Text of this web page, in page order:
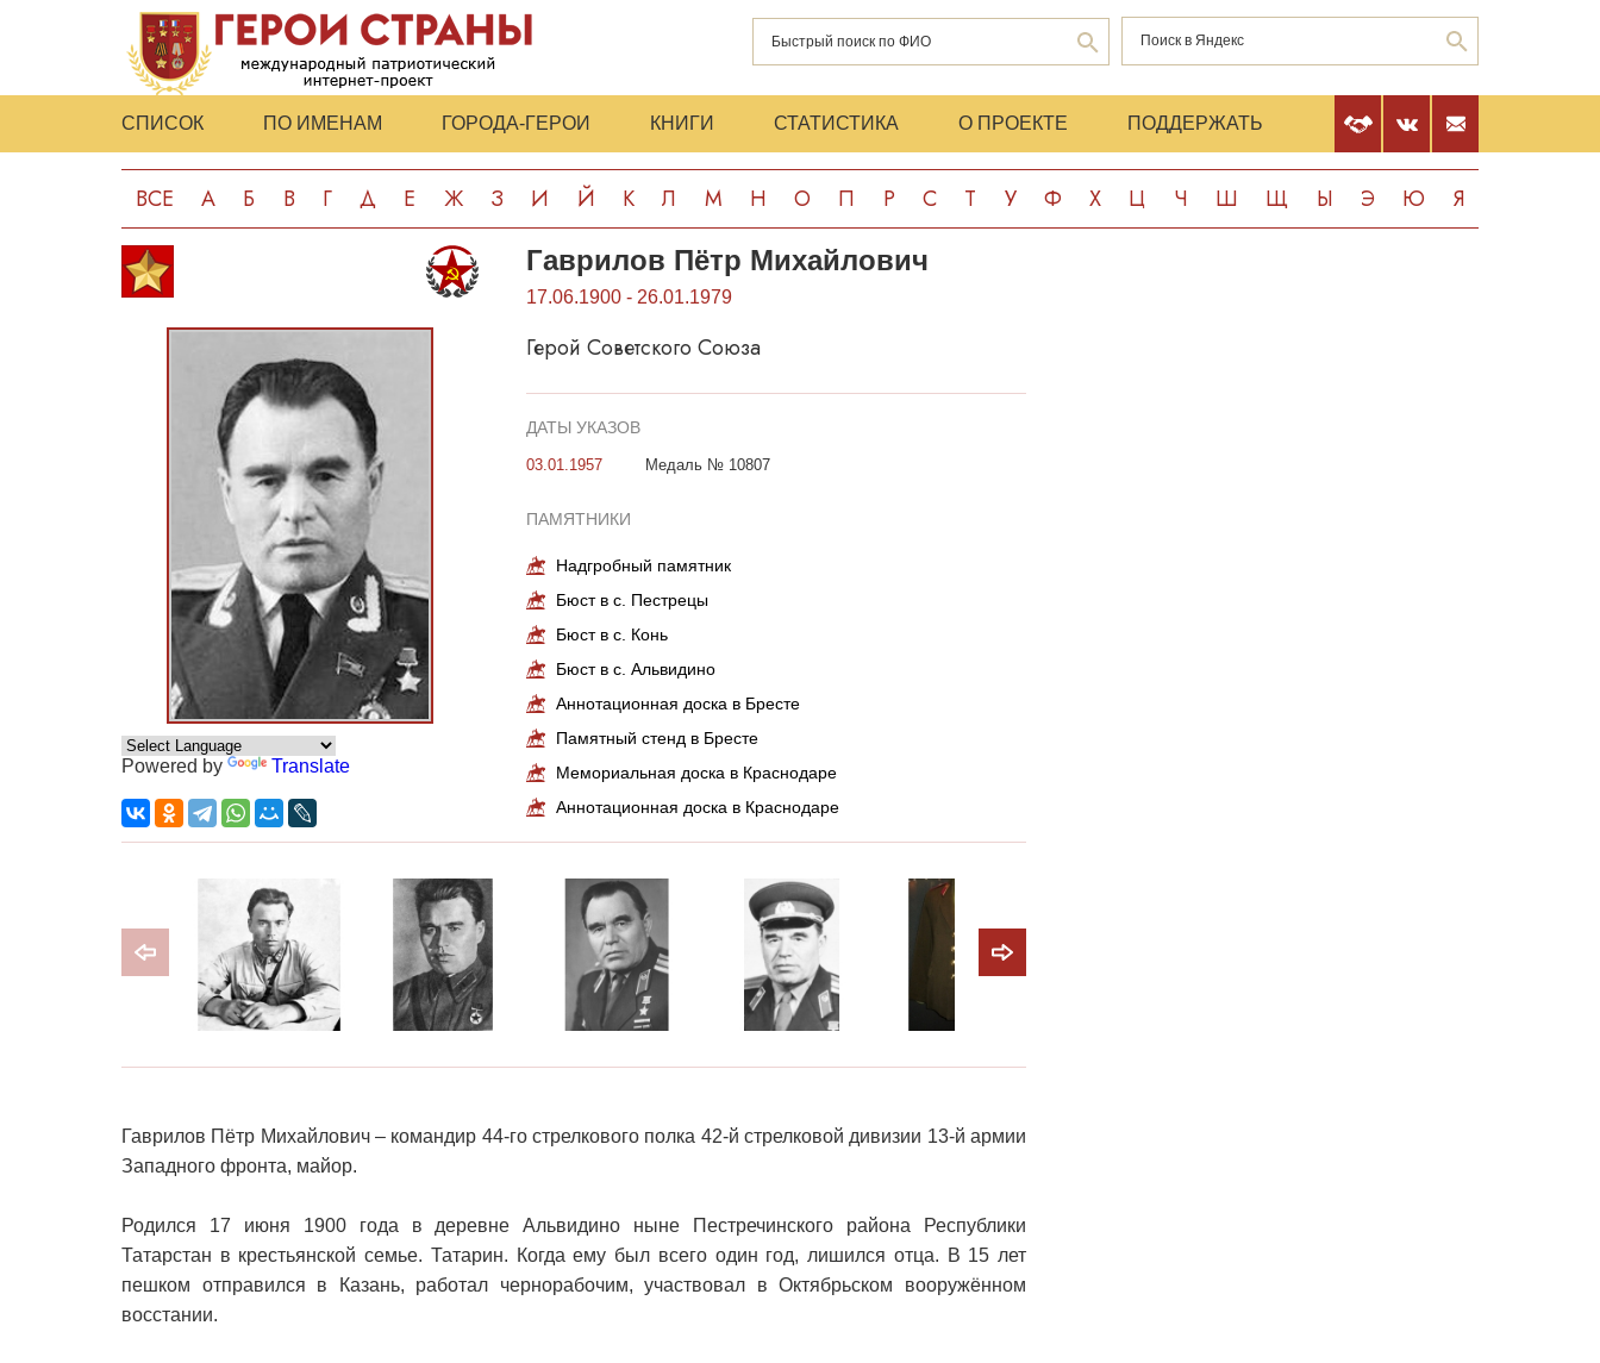
СПИСОК ПО ИМЕНАМ ГОРОДА-ГЕРОИ КНИГИ СТАТИСТИКА О ПРОЕКТЕ ПОДДЕРЖАТЬ
ВСЕ А Б В Г Д Е Ж З И Й К Л М Н О П Р С Т У Ф Х Ц Ч Ш Щ Ы Э Ю Я
Powered by Translate
Гаврилов Пётр Михайлович
17.06.1900 - 26.01.1979
Герой Советского Союза
ДАТЫ УКАЗОВ
03.01.1957 Медаль № 10807
ПАМЯТНИКИ
Надгробный памятник
Бюст в с. Пестрецы
Бюст в с. Конь
Бюст в с. Альвидино
Аннотационная доска в Бресте
Памятный стенд в Бресте
Мемориальная доска в Краснодаре
Аннотационная доска в Краснодаре
Гаврилов Пётр Михайлович – командир 44-го стрелкового полка 42-й стрелковой дивизии 13-й армии
Западного фронта, майор.
Родился 17 июня 1900 года в деревне Альвидино ныне Пестречинского района Республики
Татарстан в крестьянской семье. Татарин. Когда ему был всего один год, лишился отца. В 15 лет
пешком отправился в Казань, работал чернорабочим, участвовал в Октябрьском вооружённом
восстании.